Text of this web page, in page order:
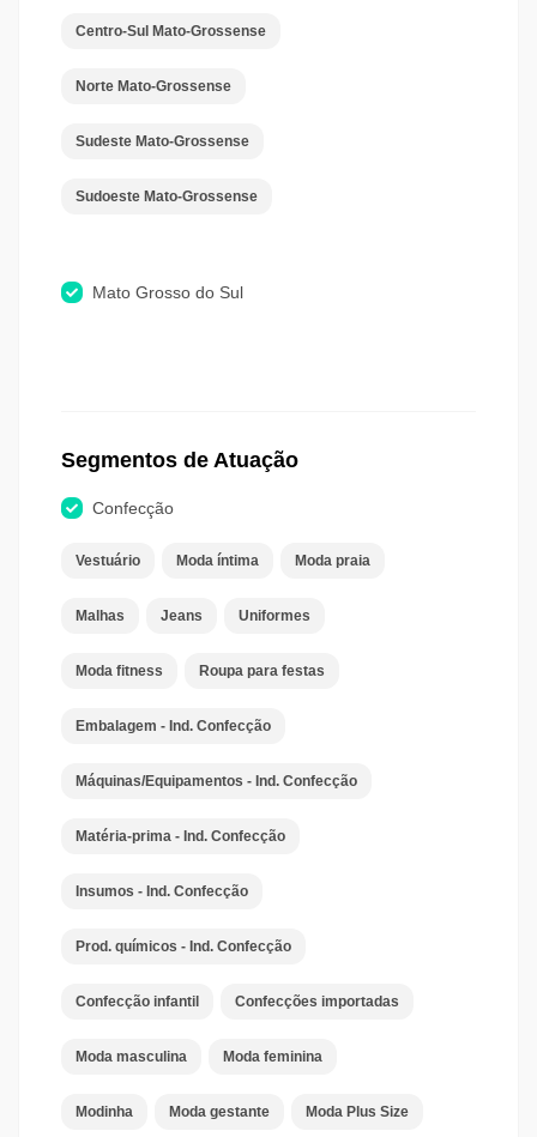
Centro-Sul Mato-Grossense
Norte Mato-Grossense
Sudeste Mato-Grossense
Sudoeste Mato-Grossense
Mato Grosso do Sul
Segmentos de Atuação
Confecção
Vestuário Moda íntima Moda praia
Malhas Jeans Uniformes
Moda fitness Roupa para festas
Embalagem - Ind. Confecção
Máquinas/Equipamentos - Ind. Confecção
Matéria-prima - Ind. Confecção
Insumos - Ind. Confecção
Prod. químicos - Ind. Confecção
Confecção infantil Confecções importadas
Moda masculina Moda feminina
Modinha Moda gestante Moda Plus Size